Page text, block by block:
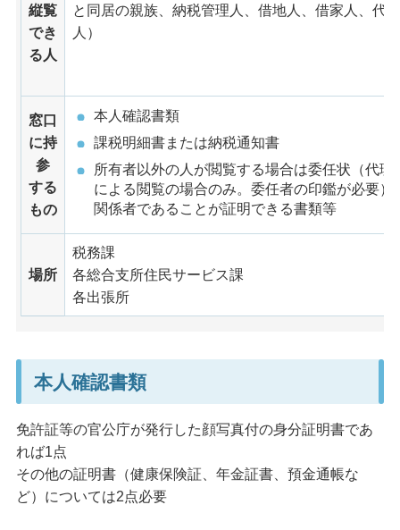
縦覧
でき
る人
と同居の親族、納税管理人、借地人、借家人、代理
人）
窓口
に持
参
する
もの
本人確認書類
課税明細書または納税通知書
所有者以外の人が閲覧する場合は委任状（代理
による閲覧の場合のみ。委任者の印鑑が必要）
関係者であることが証明できる書類等
場所
税務課
各総合支所住民サービス課
各出張所
本人確認書類
免許証等の官公庁が発行した顔写真付の身分証明書であ
れば1点
その他の証明書（健康保険証、年金証書、預金通帳な
ど）については2点必要